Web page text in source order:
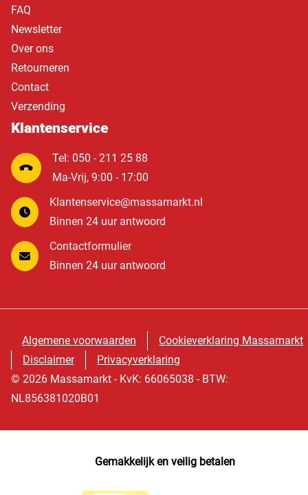
FAQ
Newsletter
Over ons
Retourneren
Contact
Verzending
Klantenservice
Tel: 050 - 211 25 88
Ma-Vrij, 9:00 - 17:00
Klantenservice@massamarkt.nl
Binnen 24 uur antwoord
Contactformulier
Binnen 24 uur antwoord
Algemene voorwaarden
Cookieverklaring Massamarkt
Disclaimer
Privacyverklaring
© 2026 Massamarkt - KvK: 66065038 - BTW:
NL856381020B01
Gemakkelijk en veilig betalen